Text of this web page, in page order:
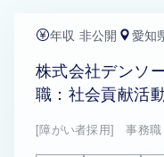
年収 非公開 愛知
株式会社デンソ
職：社会貢献活
[障がい者採用] 事務職